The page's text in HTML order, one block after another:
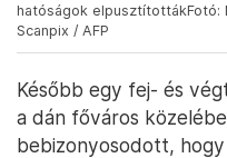
hatóságok elpusztítottákFotó:
Scanpix / AFP
Később egy fej- és
a dán főváros
bebizonyosodott,